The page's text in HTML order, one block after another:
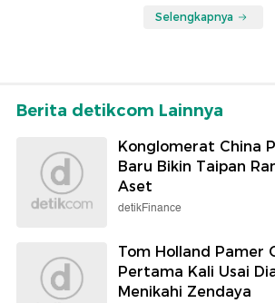
Selengkapnya
Berita detikcom Lainnya
Konglomerat China
Baru Bikin Taipan
Aset
detikFinance
Tom Holland Pamer
Pertama Kali Usai
Menikahi Zendaya